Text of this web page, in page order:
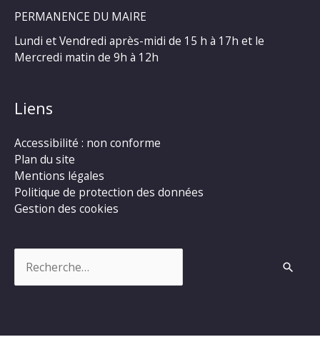
PERMANENCE DU MAIRE
Lundi et Vendredi après-midi de 15 h à 17h et le
Mercredi matin de 9h à 12h
Liens
Accessibilité : non conforme
Plan du site
Mentions légales
Politique de protection des données
Gestion des cookies